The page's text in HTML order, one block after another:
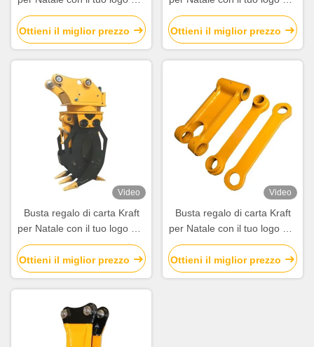
la festa di Natale
Ottieni il miglior prezzo
la festa di Natale
Ottieni il miglior prezzo
Video
Busta regalo di carta Kraft
per Natale con il tuo logo per
la festa di Natale
Ottieni il miglior prezzo
Video
Busta regalo di carta Kraft
per Natale con il tuo logo per
la festa di Natale
Ottieni il miglior prezzo